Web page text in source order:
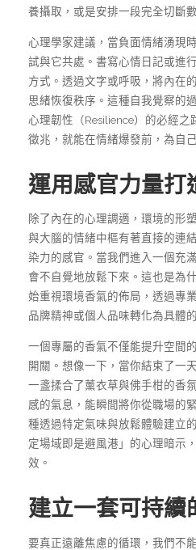
養攝取，或是安排一段完全切斷
心理學家建議，當負面情緒湧現
試與它共處。書寫心情日記或進
方式。透過文字或呼吸，將內在
思緒恢復秩序。這種自我覺察的
心理韌性（Resilience）的必經
徵兆，就能在情緒爆發前，為自
運用感官力量打
除了內在的心理調適，環境的形
與大腦的情緒中樞有著直接的連
染力的感官。當我們進入一個充
會不自覺地放鬆下來。這也是為
始重視環境香氣的佈局，透過專
品牌精神或個人品味轉化為具體
一個專屬的香氣不僅能提升空間
開關。想像一下，當你結束了一
一盞揉合了薰衣草與佛手柑的香
感的氣息，能瞬間將你從職場的
種透過特定氣味與放鬆體驗建立
定場域即是避風港」的心理暗示
效。
建立一套可持續
要真正遠離焦慮的循環，我們不